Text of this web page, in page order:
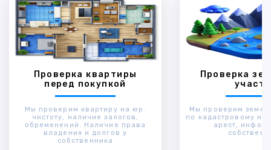
Проверка квартиры
перед покупкой
Мы проверим квартиру на юр.
чистоту, наличие залогов,
обременений. Наличие права
владения и долгов у
собственника
Проверка
Мы проверим
по кадастровому
арест,